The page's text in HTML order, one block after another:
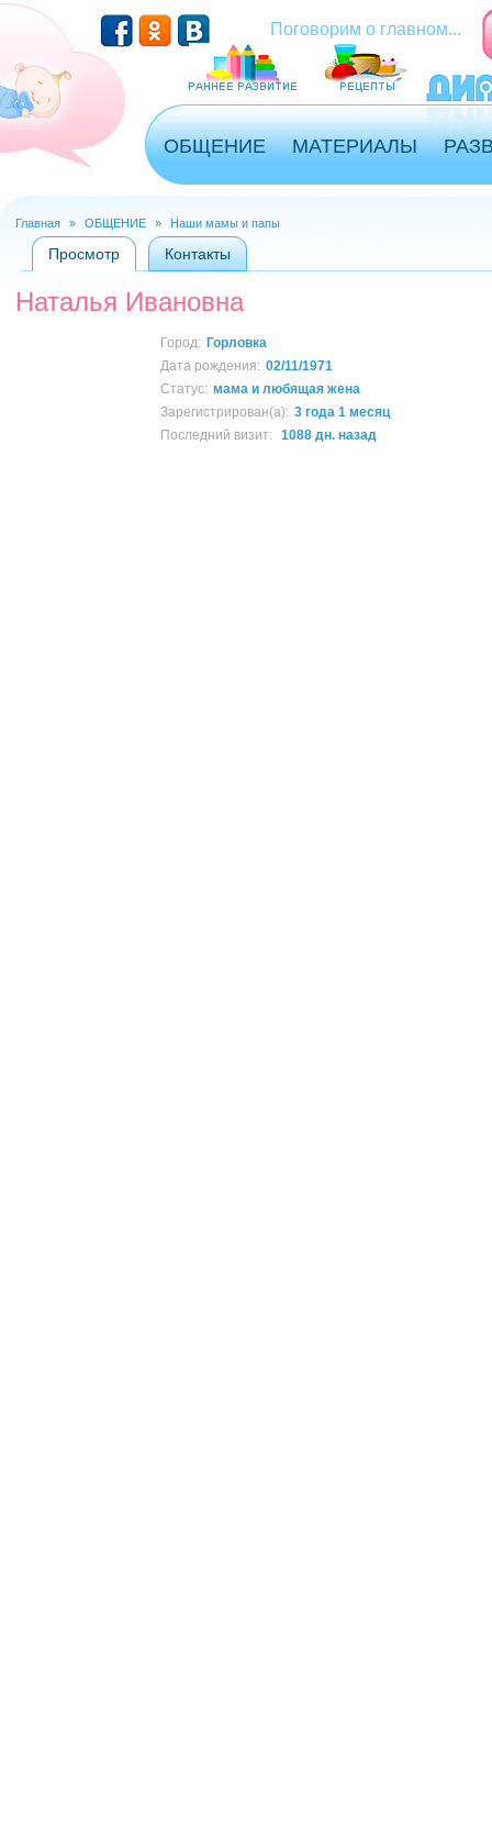
Перейти к основному содержанию
Поговорим о главном...
ОБЩЕНИЕ МАТЕРИАЛЫ
Вы здесь
Главная » ОБЩЕНИЕ » Наши мамы и папы
Главные вкладки
Просмотр (активная вкладка)
Контакты
Наталья Ивановна
Город: Горловка
Дата рождения: 02/11/1971
Статус: мама и любящая жена
Зарегистрирован(а): 3 года 1 месяц
Последний визит:
1088 дн. назад